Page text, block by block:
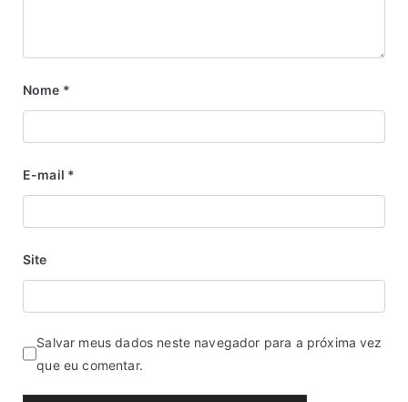
Nome *
E-mail *
Site
Salvar meus dados neste navegador para a próxima vez
que eu comentar.